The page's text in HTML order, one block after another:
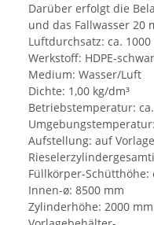
Darüber erfolgt die
und das Fallwasser 20
Luftdurchsatz: ca. 1000
Werkstoff: HDPE-
Medium: Wasser/Luft
Dichte: 1,00 kg/dm³
Betriebstemperatur:
Aufstellung: auf
Füllkörper-Schütthöhe:
Innen-ø: 8500 mm
Zylinderhöhe: 2000 mm